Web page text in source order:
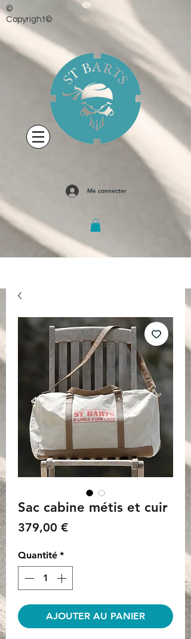
©
Copyright©
Me connecter
Sac cabine métis et cuir
379,00 €Prix
Quantité *
AJOUTER AU PANIER